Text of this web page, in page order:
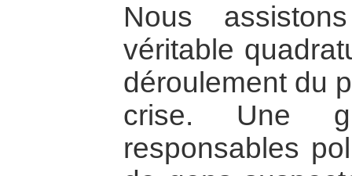
Nous
véritable
déroulement du
crise. Une
responsables